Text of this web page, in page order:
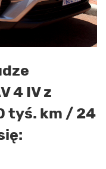
4 IV z
tyś. km / 24